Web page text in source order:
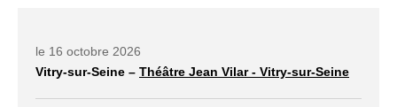
le 16 octobre 2026
Vitry-sur-Seine – Théâtre Jean Vilar - Vitry-sur-Seine